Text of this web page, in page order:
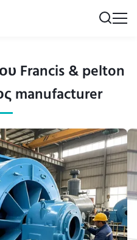
Francis & pelton
manufacturer